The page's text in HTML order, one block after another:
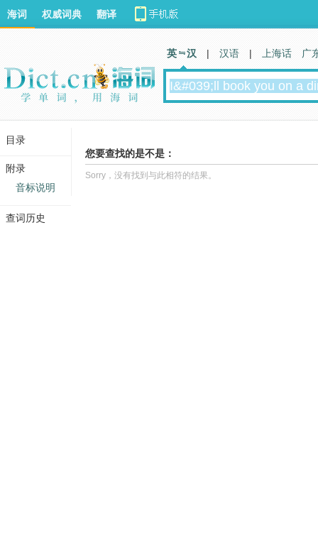
您要查找的是不是：
Sorry，没有找到与此相符的结果。
海词 权威词典 翻译
英 汉 | 汉语 | 上海话 广
目录
附录
音标说明
查词历史